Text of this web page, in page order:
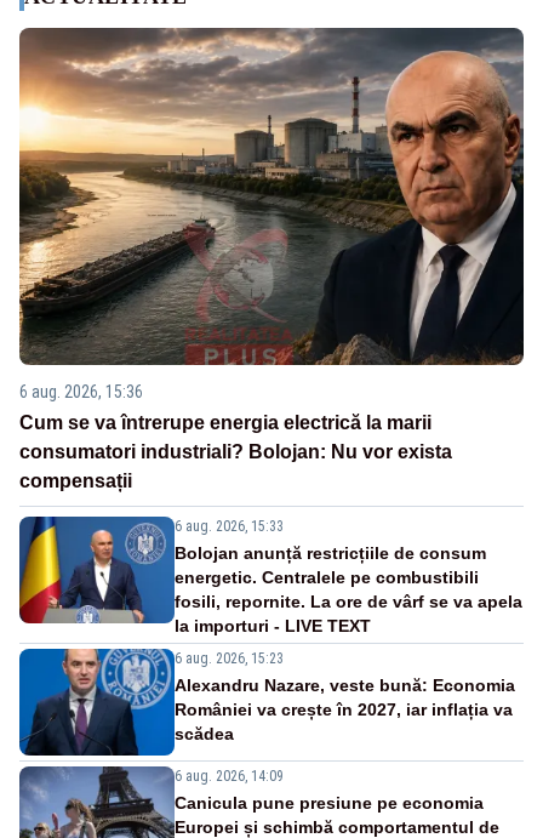
6 aug. 2026, 15:36
Cum se va întrerupe energia electrică la marii
consumatori industriali? Bolojan: Nu vor exista
compensații
6 aug. 2026, 15:33
Bolojan anunță restricțiile de consum
energetic. Centralele pe combustibili
fosili, repornite. La ore de vârf se va apela
la importuri - LIVE TEXT
6 aug. 2026, 15:23
Alexandru Nazare, veste bună: Economia
României va crește în 2027, iar inflația va
scădea
6 aug. 2026, 14:09
Canicula pune presiune pe economia
Europei și schimbă comportamentul de